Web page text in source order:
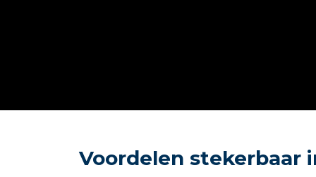
Voordelen stekerbaar